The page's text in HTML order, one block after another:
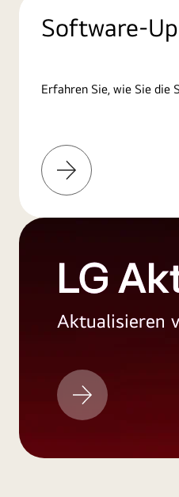
Software-
Erfahren Sie, wie Sie die
Weitere
Informationen
LG
Aktualisieren
LG
Aktualisieren